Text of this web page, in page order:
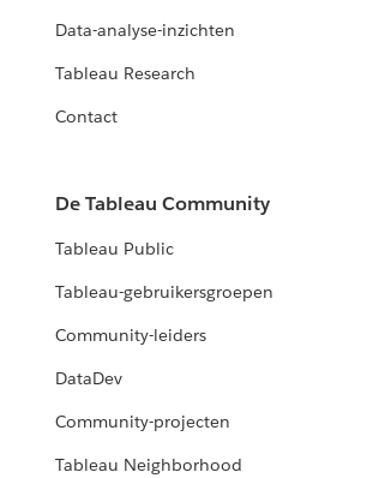
Data-analyse-inzichten
Tableau Research
Contact
De Tableau Community
Tableau Public
Tableau-gebruikersgroepen
Community-leiders
DataDev
Community-projecten
Tableau Neighborhood